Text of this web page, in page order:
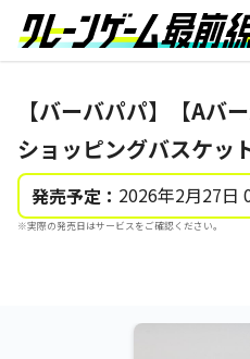
【バーバパパ】【Aバ
ショッピングバスケッ
発売予定： 2026年2月27日
※実際の発売日はサービスをご確認ください。